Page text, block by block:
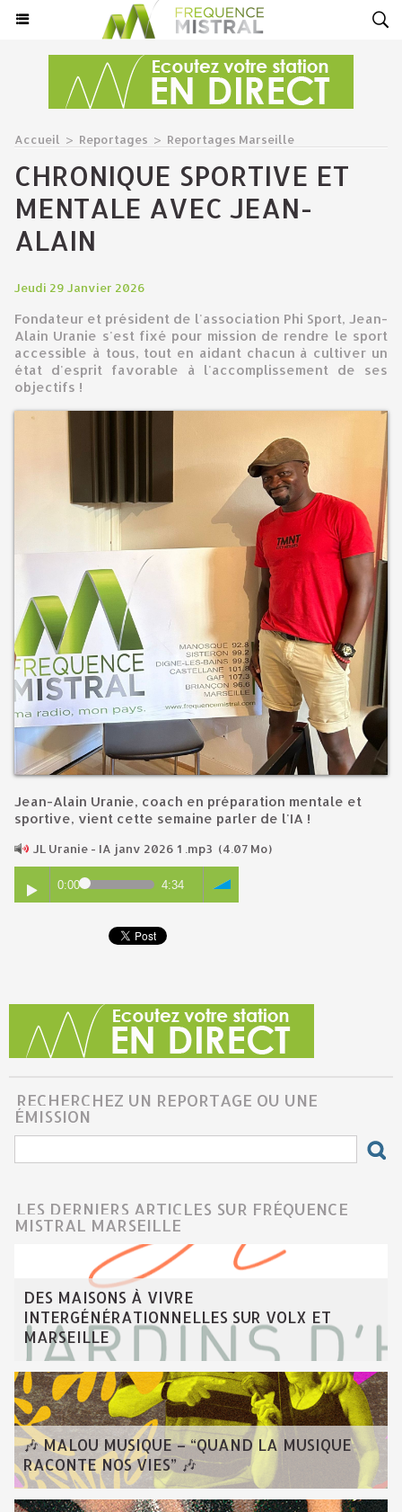
Accueil > Reportages > Reportages Marseille
CHRONIQUE SPORTIVE ET
MENTALE AVEC JEAN-
ALAIN
Jeudi 29 Janvier 2026
Fondateur et président de l'association Phi Sport, Jean-
Alain Uranie s'est fixé pour mission de rendre le sport
accessible à tous, tout en aidant chacun à cultiver un
état d'esprit favorable à l'accomplissement de ses
objectifs !
Jean-Alain Uranie, coach en préparation mentale et
sportive, vient cette semaine parler de l'IA !
JL Uranie - IA janv 2026 1 .mp3 (4.07 Mo)
0:00 4:34
RECHERCHEZ UN REPORTAGE OU UNE
ÉMISSION
LES DERNIERS ARTICLES SUR FRÉQUENCE
MISTRAL MARSEILLE
DES MAISONS À VIVRE
INTERGÉNÉRATIONNELLES SUR VOLX ET
MARSEILLE
🎶 MALOU MUSIQUE – “QUAND LA MUSIQUE
RACONTE NOS VIES” 🎶